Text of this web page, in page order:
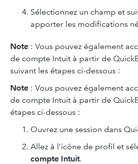
Sélectionnez un champ et
apporter les modifications
Note : Vous pouvez également
de compte Intuit à partir de
suivant les étapes ci-dessous :
Note : Vous pouvez également
de compte Intuit à partir de
étapes ci-dessous :
Ouvrez une session dans
Allez à l’icône de profil et
compte Intuit.